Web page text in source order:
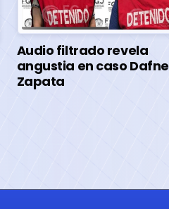
Audio filtrado revela
angustia en caso Dafne
Zapata